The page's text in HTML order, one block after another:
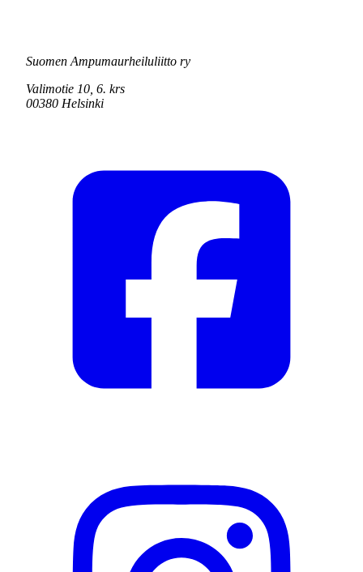
Suomen Ampumaurheiluliitto ry
Valimotie 10, 6. krs
00380 Helsinki